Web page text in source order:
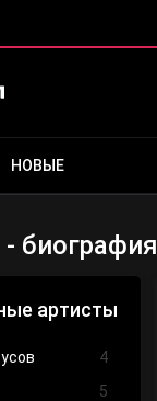
НОВЫЕ
артисты
4
5
- биография